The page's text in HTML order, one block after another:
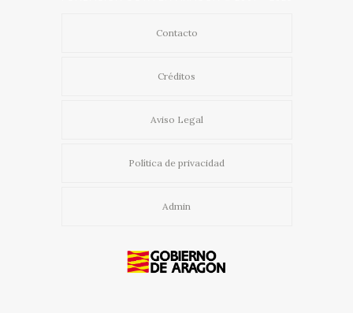
Contacto
Créditos
Aviso Legal
Política de privacidad
Admin